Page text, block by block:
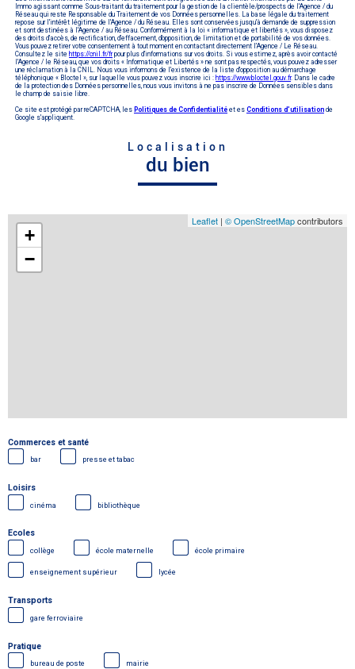
Immo agissant comme Sous-traitant du traitement pour la gestion de la clientèle/prospects de l'Agence / du
Réseau qui reste Responsable du Traitement de vos Données personnelles. La base légale du traitement
repose sur l'intérêt légitime de l'Agence / du Réseau. Elles sont conservées jusqu'à demande de suppression
et sont destinées à l'Agence / au Réseau. Conformément à la loi « informatique et libertés », vous disposez
des droits d’accès, de rectification, d’effacement, d’opposition, de limitation et de portabilité de vos données.
Vous pouvez retirer votre consentement à tout moment en contactant directement l’Agence / Le Réseau.
Consultez le site https://cnil.fr/frpour plus d’informations sur vos droits. Si vous estimez, après avoir contacté
l'Agence / le Réseau, que vos droits « Informatique et Libertés » ne sont pas respectés, vous pouvez adresser
une réclamation à la CNIL. Nous vous informons de l’existence de la liste d'opposition au démarchage
téléphonique « Bloctel », sur laquelle vous pouvez vous inscrire ici : https://www.bloctel.gouv.fr. Dans le cadre
de la protection des Données personnelles, nous vous invitons à ne pas inscrire de Données sensibles dans
le champ de saisie libre.
Ce site est protégé par reCAPTCHA, les Politiques de Confidentialité et es Conditions d'utilisation de
Google s'appliquent.
Localisation
du bien
+
−
Leaflet | © OpenStreetMapcontributors
Commerces et santé
bar presse et tabac
Loisirs
cinéma bibliothèque
Ecoles
collège école maternelle école primaire
enseignement supérieur lycée
Transports
gare ferroviaire
Pratique
bureau de poste mairie